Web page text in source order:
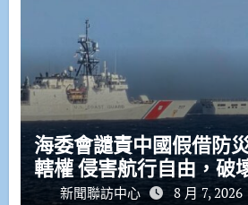
海委會譴責中國假借防
轄權 侵害航行自由，破
新聞聯訪中心 8 月 7, 2026